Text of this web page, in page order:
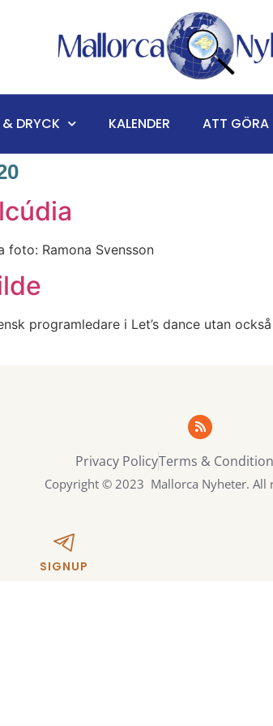
DRYCK KALENDER ATT GÖRA
foto: Ramona Svensson
programledare i Let’s dance utan
Privacy PolicyTerms & Condition
Copyright © 2023 Mallorca Nyheter. All
SIGNUP